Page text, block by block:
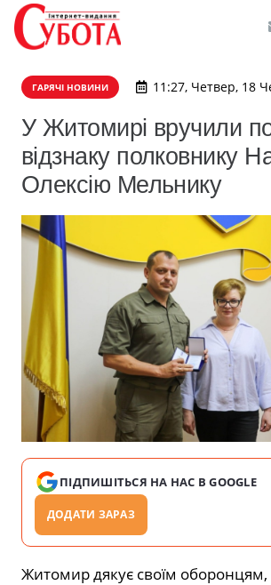
ГАРЯЧІ НОВИНИ 11:27, Четвер, 18
У Житомирі вручили
відзнаку полковнику
Олексію Мельнику
ПІДПИШІТЬСЯ НА НАС В GOOGLE
ДОДАТИ ЗАРАЗ
Житомир дякує своїм оборонцям,